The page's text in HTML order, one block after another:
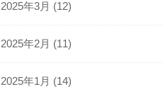
2025年3月 (12)
2025年2月 (11)
2025年1月 (14)